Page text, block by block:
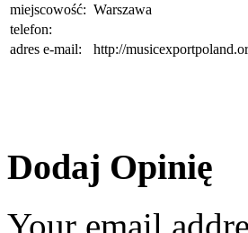
miejscowość: Warszawa
telefon:
adres e-mail:
http://
Dodaj Opinię